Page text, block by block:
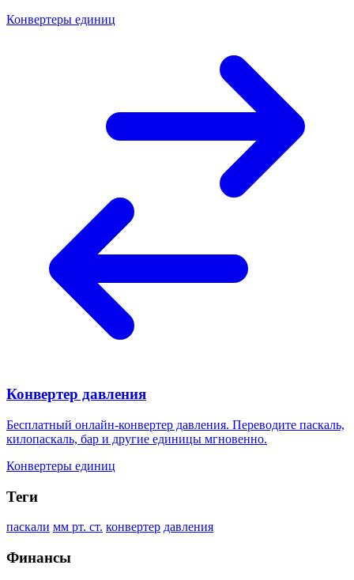
Конвертеры единиц
Конвертер давления
Бесплатный онлайн-конвертер давления. Переводите паскаль,
килопаскаль, бар и другие единицы мгновенно.
Конвертеры единиц
Теги
паскали мм рт. ст. конвертер давления
Финансы